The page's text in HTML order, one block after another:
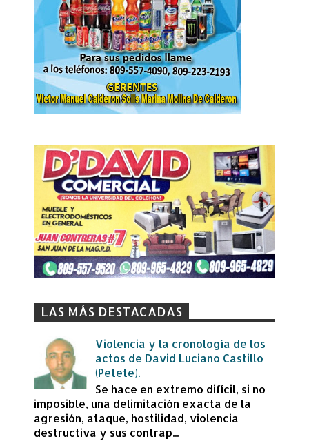
LAS MÁS DESTACADAS
Violencia y la cronología de los
actos de David Luciano Castillo
(Petete).
Se hace en extremo difícil, si no
imposible, una delimitación exacta de la
agresión, ataque, hostilidad, violencia
destructiva y sus contrap...